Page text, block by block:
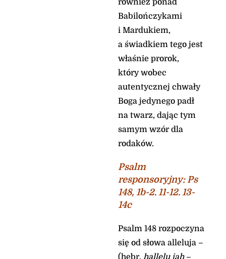
również ponad
Babilończykami
i Mardukiem,
a świadkiem tego jest
właśnie prorok,
który wobec
autentycznej chwały
Boga jedynego padł
na twarz, dając tym
samym wzór dla
rodaków.
Psalm
responsoryjny: Ps
148, 1b-2. 11-12. 13-
14c
Psalm 148 rozpoczyna
się od słowa alleluja –
(hebr. hallelu jah–